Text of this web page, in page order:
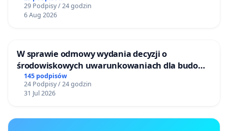
29 Podpisy / 24 godzin
6 Aug 2026
W sprawie odmowy wydania decyzji o
środowiskowych uwarunkowaniach dla budowy
zakładu wytwarzania biometanu „Krynki” w
Ostrowiu Południowym oraz ochrony
mieszkańców i Puszczy Knyszyńskiej
145 podpisów
24 Podpisy / 24 godzin
31 Jul 2026